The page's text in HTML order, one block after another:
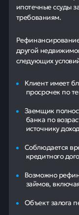
ипотечные ссуды
требованиям.
другой
следующих
Клиент имеет
просрочек по
Заемщик
банка по
источнику
Соблюдается
кредитного
Возможно
займов,
Объект залога